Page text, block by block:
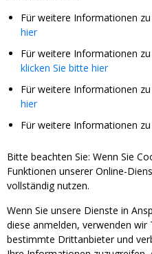
Für weitere Informationen
hier
Für weitere Informationen
klicken Sie bitte hier
Für weitere Informationen
hier
Für weitere Informationen zu
Bitte beachten Sie: Wenn Sie
Funktionen unserer Online-
vollständig nutzen.
Wenn Sie unsere Dienste in
diese anmelden, verwenden
bestimmte Drittanbieter und